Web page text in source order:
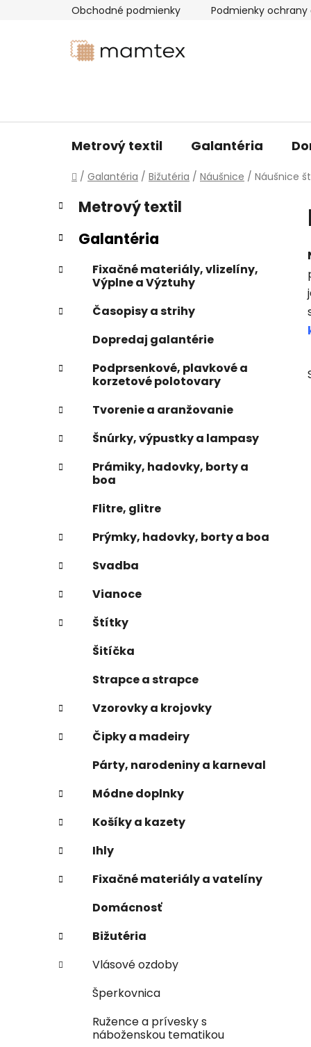
Obchodné podmienky Podmienky
Metrový textil Galantéria
Domov
/ Galantéria / Bižutéria / Náušnice / Náušnice
B
o
č
ý
a
l
Preskočiť
kategórie
K
a
t
e
ó
i
e
Metrový textil
Galantéria
Fixačné materiály, vlizelíny,
Výplne a Výztuhy
Časopisy a strihy
Dopredaj galantérie
Podprsenkové, plavkové a
korzetové polotovary
Tvorenie a aranžovanie
Šnúrky, výpustky a lampasy
Prámiky, hadovky, borty a
boa
Flitre, glitre
Prýmky, hadovky, borty a boa
Svadba
Vianoce
Štítky
Šitíčka
Strapce a strapce
Vzorovky a krojovky
Čipky a madeiry
Párty, narodeniny a karneval
Módne doplnky
Košíky a kazety
Ihly
Fixačné materiály a vatelíny
Domácnosť
Bižutéria
Vlásové ozdoby
Šperkovnica
Ružence a prívesky s
náboženskou tematikou